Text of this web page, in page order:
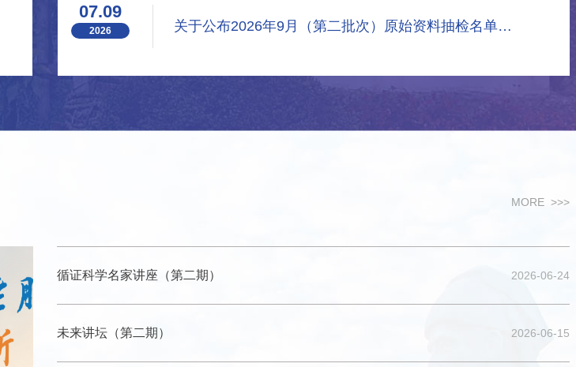
07.09
2026 关于公布2026年9月（第二批次）原始资料抽检名单的通知
MORE >>>
2026-05
循证科学名家讲座（第二期） 2026-06-24
未来讲坛（第二期） 2026-06-15